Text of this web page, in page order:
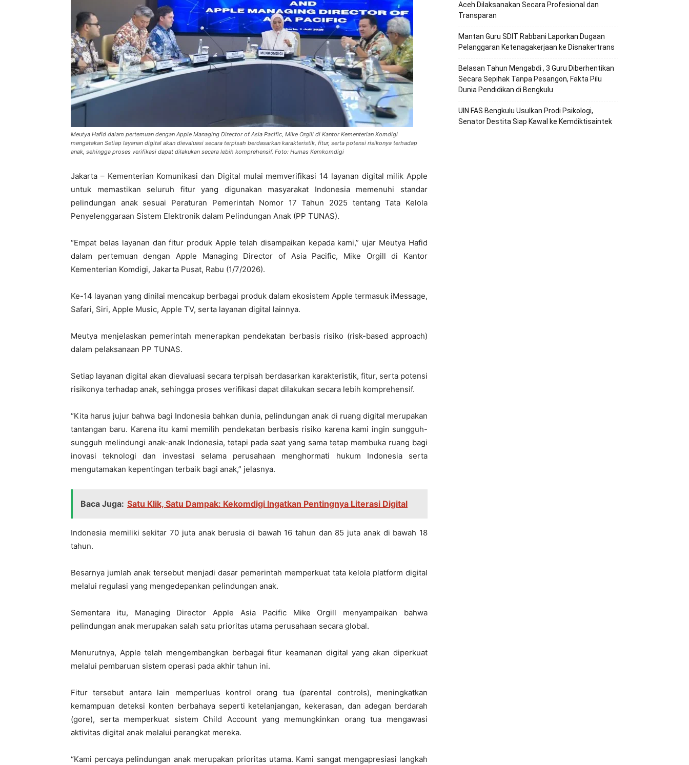
Meutya Hafid dalam pertemuan dengan Apple Managing Director of Asia Pacific, Mike Orgill di Kantor Kementerian Komdigi
mengatakan Setiap layanan digital akan dievaluasi secara terpisah berdasarkan karakteristik, fitur, serta potensi risikonya terhadap
anak, sehingga proses verifikasi dapat dilakukan secara lebih komprehensif. Foto: Humas Kemkomdigi
Jakarta – Kementerian Komunikasi dan Digital mulai memverifikasi 14 layanan digital milik Apple
untuk memastikan seluruh fitur yang digunakan masyarakat Indonesia memenuhi standar
pelindungan anak sesuai Peraturan Pemerintah Nomor 17 Tahun 2025 tentang Tata Kelola
Penyelenggaraan Sistem Elektronik dalam Pelindungan Anak (PP TUNAS).
“Empat belas layanan dan fitur produk Apple telah disampaikan kepada kami,” ujar Meutya Hafid
dalam pertemuan dengan Apple Managing Director of Asia Pacific, Mike Orgill di Kantor
Kementerian Komdigi, Jakarta Pusat, Rabu (1/7/2026).
Ke-14 layanan yang dinilai mencakup berbagai produk dalam ekosistem Apple termasuk iMessage,
Safari, Siri, Apple Music, Apple TV, serta layanan digital lainnya.
Meutya menjelaskan pemerintah menerapkan pendekatan berbasis risiko (risk-based approach)
dalam pelaksanaan PP TUNAS.
Setiap layanan digital akan dievaluasi secara terpisah berdasarkan karakteristik, fitur, serta potensi
risikonya terhadap anak, sehingga proses verifikasi dapat dilakukan secara lebih komprehensif.
“Kita harus jujur bahwa bagi Indonesia bahkan dunia, pelindungan anak di ruang digital merupakan
tantangan baru. Karena itu kami memilih pendekatan berbasis risiko karena kami ingin sungguh-
sungguh melindungi anak-anak Indonesia, tetapi pada saat yang sama tetap membuka ruang bagi
inovasi teknologi dan investasi selama perusahaan menghormati hukum Indonesia serta
mengutamakan kepentingan terbaik bagi anak,” jelasnya.
Baca Juga: Satu Klik, Satu Dampak: Kekomdigi Ingatkan Pentingnya Literasi Digital
Indonesia memiliki sekitar 70 juta anak berusia di bawah 16 tahun dan 85 juta anak di bawah 18
tahun.
Besarnya jumlah anak tersebut menjadi dasar pemerintah memperkuat tata kelola platform digital
melalui regulasi yang mengedepankan pelindungan anak.
Sementara itu, Managing Director Apple Asia Pacific Mike Orgill menyampaikan bahwa
pelindungan anak merupakan salah satu prioritas utama perusahaan secara global.
Menurutnya, Apple telah mengembangkan berbagai fitur keamanan digital yang akan diperkuat
melalui pembaruan sistem operasi pada akhir tahun ini.
Fitur tersebut antara lain memperluas kontrol orang tua (parental controls), meningkatkan
kemampuan deteksi konten berbahaya seperti ketelanjangan, kekerasan, dan adegan berdarah
(gore), serta memperkuat sistem Child Account yang memungkinkan orang tua mengawasi
aktivitas digital anak melalui perangkat mereka.
“Kami percaya pelindungan anak merupakan prioritas utama. Kami sangat mengapresiasi langkah
Aceh Dilaksanakan Secara Profesional dan
Transparan
Mantan Guru SDIT Rabbani Laporkan Dugaan
Pelanggaran Ketenagakerjaan ke Disnakertrans
Belasan Tahun Mengabdi , 3 Guru Diberhentikan
Secara Sepihak Tanpa Pesangon, Fakta Pilu
Dunia Pendidikan di Bengkulu
UIN FAS Bengkulu Usulkan Prodi Psikologi,
Senator Destita Siap Kawal ke Kemdiktisaintek